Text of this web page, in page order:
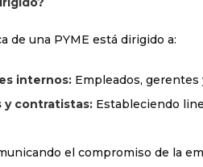
de una PYME está dirigido a:
internos:Empleados, gerentes
y contratistas:Estableciendo
el compromiso de la